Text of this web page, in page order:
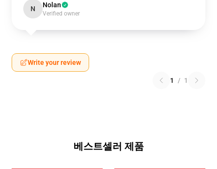
N Nolan
Verified owner
Write your review
1 / 1
베스트셀러 제품